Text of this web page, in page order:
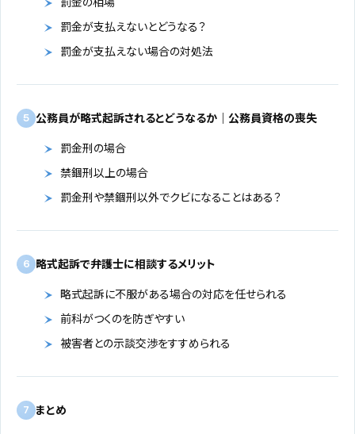
罰金が支払えないとどうなる？
罰金が支払えない場合の対処法
5 公務員が略式起訴されるとどうなるか｜公務員資格の喪失
罰金刑の場合
禁錮刑以上の場合
罰金刑や禁錮刑以外でクビになることはある？
6 略式起訴で弁護士に相談するメリット
略式起訴に不服がある場合の対応を任せられる
前科がつくのを防ぎやすい
被害者との示談交渉をすすめられる
7 まとめ